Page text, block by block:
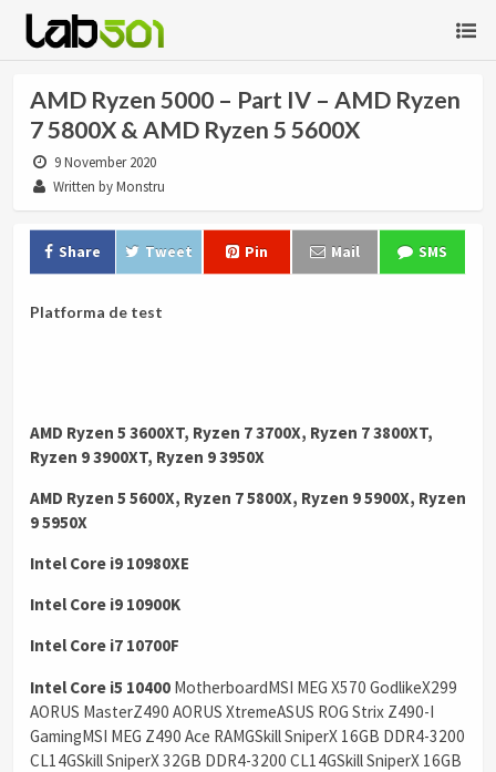
AMD Ryzen 5000 – Part IV – AMD Ryzen
7 5800X & AMD Ryzen 5 5600X
9 November 2020
Written by Monstru
Share Tweet Pin Mail SMS
Platforma de test
AMD Ryzen 5 3600XT, Ryzen 7 3700X, Ryzen 7 3800XT,
Ryzen 9 3900XT, Ryzen 9 3950X
AMD Ryzen 5 5600X, Ryzen 7 5800X, Ryzen 9 5900X, Ryzen
9 5950X
Intel Core i9 10980XE
Intel Core i9 10900K
Intel Core i7 10700F
Intel Core i5 10400 MotherboardMSI MEG X570 GodlikeX299
AORUS MasterZ490 AORUS XtremeASUS ROG Strix Z490-I
GamingMSI MEG Z490 Ace RAMGSkill SniperX 16GB DDR4-3200
CL14GSkill SniperX 32GB DDR4-3200 CL14GSkill SniperX 16GB